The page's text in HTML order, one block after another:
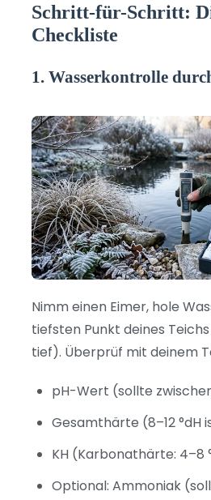
Schritt-für-Schritt:
Checkliste
1. Wasserkontrolle
Nimm einen Eimer, hole
tiefsten Punkt deines
tief). Überprüf mit deinem
pH-Wert (sollte
Gesamthärte (8–12 °dH
KH (Karbonathärte: 4–8
Optional: Ammoniak